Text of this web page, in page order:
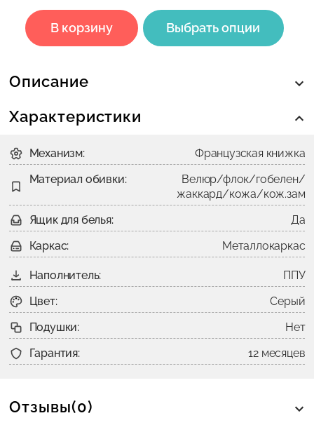
В корзину Выбрать опции
Описание
Характеристики
Механизм:
Французская книжка
Материал обивки:
Велюр/флок/гобелен/
жаккард/кожа/кож.зам
Ящик для белья:
Да
Каркас:
Металлокаркас
Наполнитель:
ППУ
Цвет:
Серый
Подушки:
Нет
Гарантия:
12 месяцев
Отзывы(0)